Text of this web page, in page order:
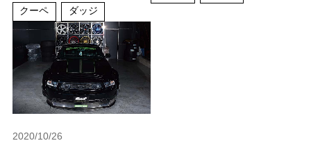
クーペ ダッジ
2020/10/26